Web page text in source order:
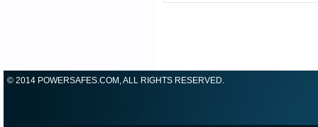
© 2014 POWERSAFES.COM, ALL RIGHTS RESERVED.